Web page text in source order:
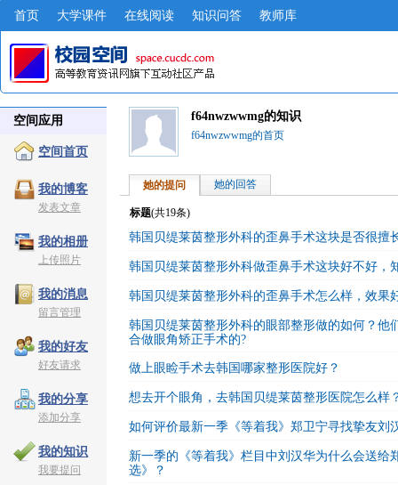
首页 大学课件 在线阅读 知识问答 教师库
空间应用
空间首页
我的博客
发表文章
我的相册
上传照片
我的消息
留言管理
我的好友
好友请求
我的分享
添加分享
我的知识
我要提问
f64nwzwwmg的知识
f64nwzwwmg的首页
她的提问 她的回答
标题(共19条)
韩国贝缇莱茵整形外科的歪鼻手术这块是否很擅
韩国贝缇莱茵整形外科做歪鼻手术这块好不好，
韩国贝缇莱茵整形外科的歪鼻手术怎么样，效果
韩国贝缇莱茵整形外科的眼部整形做的如何？他
合做眼角矫正手术的?
做上眼睑手术去韩国哪家整形医院好？
想去开个眼角，去韩国贝缇莱茵整形医院怎么样
如何评价最新一季《等着我》郑卫宁寻找挚友刘
新一季的《等着我》栏目中刘汉华为什么会送给
选》？